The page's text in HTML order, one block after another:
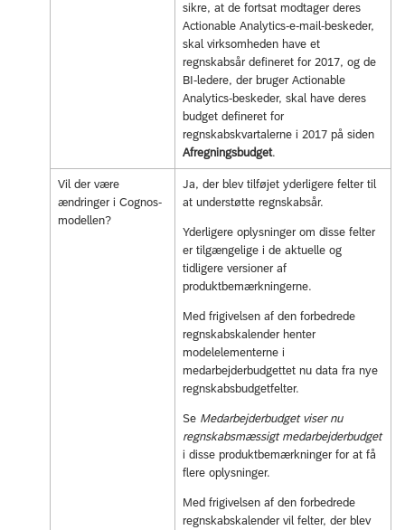
sikre, at de fortsat modtager deres
Actionable Analytics-e-mail-beskeder,
skal virksomheden have et
regnskabsår defineret for 2017, og de
BI-ledere, der bruger Actionable
Analytics-beskeder, skal have deres
budget defineret for
regnskabskvartalerne i 2017 på siden
Afregningsbudget.
Vil der være
ændringer i Cognos-
modellen?
Ja, der blev tilføjet yderligere felter til
at understøtte regnskabsår.
Yderligere oplysninger om disse felter
er tilgængelige i de aktuelle og
tidligere versioner af
produktbemærkningerne.
Med frigivelsen af den forbedrede
regnskabskalender henter
modelelementerne i
medarbejderbudgettet nu data fra nye
regnskabsbudgetfelter.
Se Medarbejderbudget viser nu
regnskabsmæssigt medarbejderbudget
i disse produktbemærkninger for at få
flere oplysninger.
Med frigivelsen af den forbedrede
regnskabskalender vil felter, der blev